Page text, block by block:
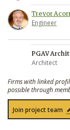
Trevor
Engineer
PGAV
Architect
Firms with linked
possible through
Join project team